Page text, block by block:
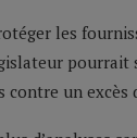
les
contre un excès